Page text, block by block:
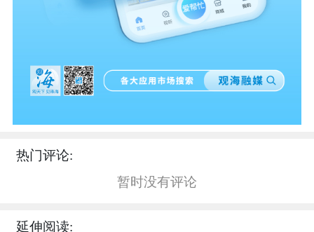
热门评论:
暂时没有评论
延伸阅读: